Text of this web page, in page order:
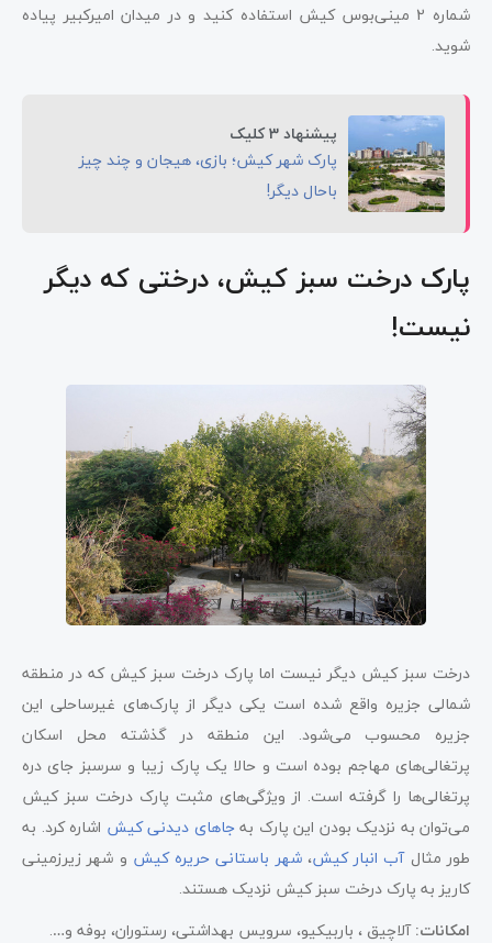
شماره 2 مینی‌بوس کیش استفاده کنید و در میدان امیرکبیر پیاده
شوید.
پیشنهاد 3 کلیک
پارک شهر کیش؛ بازی، هیجان و چند چیز
باحال دیگر!
پارک درخت سبز کیش، درختی که دیگر
نیست!
درخت سبز کیش دیگر نیست اما پارک درخت سبز کیش که در منطقه
شمالی جزیره واقع شده است یکی دیگر از پارک‌های غیرساحلی این
جزیره محسوب می‌شود. این منطقه در گذشته محل اسکان
پرتغالی‌های مهاجم بوده است و حالا یک پارک زیبا و سرسبز جای دره
پرتغالی‌ها را گرفته است. از ویژگی‌های مثبت پارک درخت سبز کیش
می‌توان به نزدیک بودن این پارک به جاهای دیدنی کیش اشاره کرد. به
طور مثال آب انبار کیش،شهر باستانی حریره کیش و شهر زیرزمینی
کاریز به پارک درخت سبز کیش نزدیک هستند.
امکانات:آلاچیق ، باربیکیو، سرویس بهداشتی، رستوران، بوفه و….